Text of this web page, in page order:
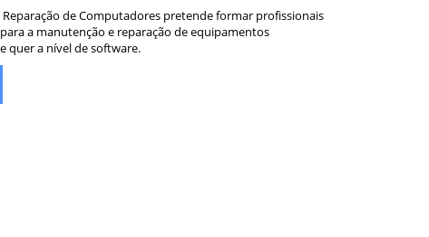
de Computadores pretende formar profissionais
a manutenção e reparação de equipamentos
quer a nível de software.